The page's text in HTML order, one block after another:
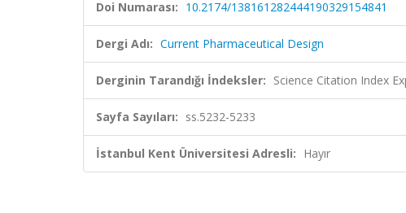
Doi Numarası: 10.2174/138161282444190329154841
Dergi Adı: Current Pharmaceutical Design
Derginin Tarandığı İndeksler: Science Citation Index
Sayfa Sayıları: ss.5232-5233
İstanbul Kent Üniversitesi Adresli: Hayır